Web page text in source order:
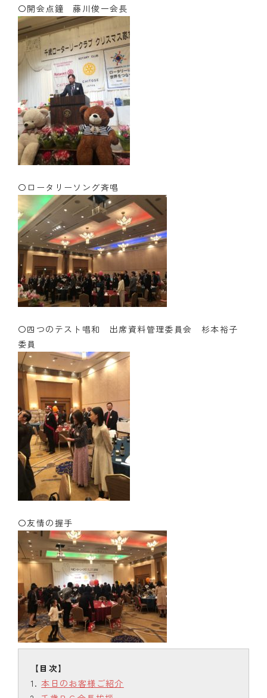
〇開会点鐘 藤川俊一会長
〇ロータリーソング斉唱
〇四つのテスト唱和 出席資料管理委員会 杉本裕子
委員
〇友情の握手
本日のお客様ご紹介